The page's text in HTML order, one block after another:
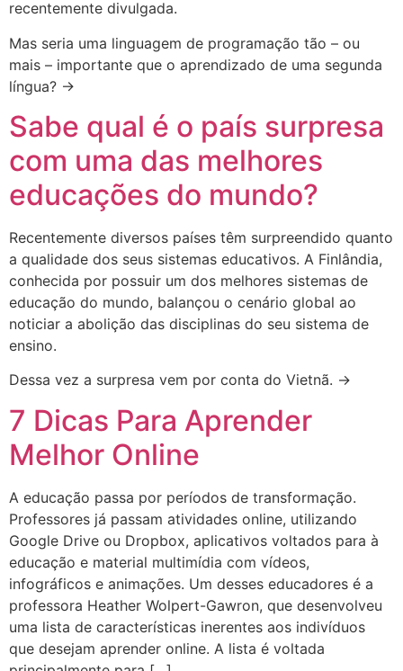
recentemente divulgada.
Mas seria uma linguagem de programação tão – ou
mais – importante que o aprendizado de uma segunda
língua? →
Sabe qual é o país surpresa
com uma das melhores
educações do mundo?
Recentemente diversos países têm surpreendido quanto
a qualidade dos seus sistemas educativos. A Finlândia,
conhecida por possuir um dos melhores sistemas de
educação do mundo, balançou o cenário global ao
noticiar a abolição das disciplinas do seu sistema de
ensino.
Dessa vez a surpresa vem por conta do Vietnã. →
7 Dicas Para Aprender
Melhor Online
A educação passa por períodos de transformação.
Professores já passam atividades online, utilizando
Google Drive ou Dropbox, aplicativos voltados para à
educação e material multimídia com vídeos,
infográficos e animações. Um desses educadores é a
professora Heather Wolpert-Gawron, que desenvolveu
uma lista de características inerentes aos indivíduos
que desejam aprender online. A lista é voltada